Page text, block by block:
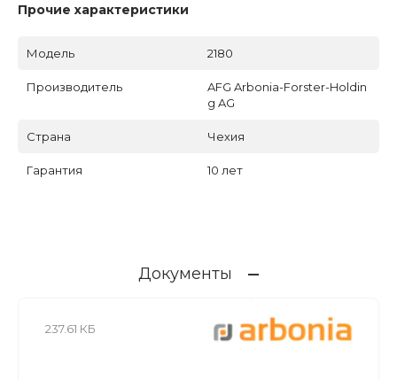
Прочие характеристики
Модель 2180
Производитель
AFG Arbonia-Forster-Holdin
g AG
Страна Чехия
Гарантия 10 лет
Документы
237.61 КБ